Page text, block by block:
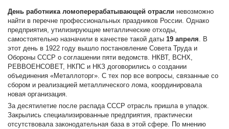
День работника ломоперерабатывающей отрасли невозможно
найти в перечне профессиональных праздников России. Однако
предприятия, утилизирующие металлические отходы,
самостоятельно назначили в качестве такой даты 19 апреля. В
этот день в 1922 году вышло постановление Совета Труда и
Обороны СССР о соглашении пяти ведомств. НКВТ, ВСНХ,
РЕВВОЕНСОВЕТ, НКПС и НКЗ договорились о создании
объединения «Металлоторг». С тех пор все вопросы, связанные со
сбором и реализацией металлического лома, координировала
новая организация.
За десятилетие после распада СССР отрасль пришла в упадок.
Закрылись специализированные предприятия, практически
отсутствовала законодательная база в этой сфере. По мнению